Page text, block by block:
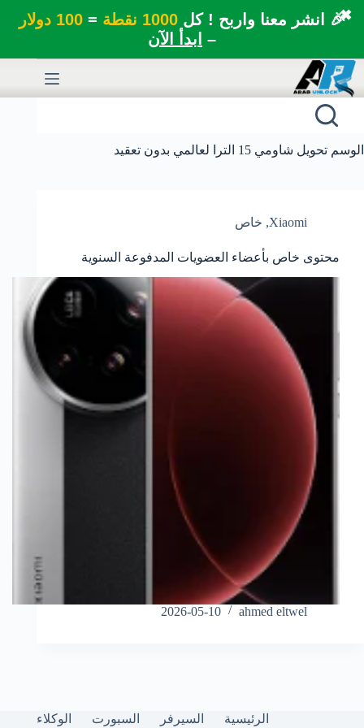
🎉 انشر معنا واربح ! كل1000 نقطة =100 دولار
– ابدأ الآن
✖
التجاوز
إلى
المحتوى
الوسم تحويل شاومي 15 الترا لعالمي بدون تعقيد
Xiaomi
, خاص
محتوى خاص بأعضاء العضويات المدفوعة السنوية
ahmed eltwel
2026-05-10
الرئيسية السيرفر السبورت الوكلاء